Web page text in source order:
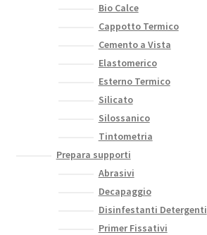
Bio Calce
Cappotto Termico
Cemento a Vista
Elastomerico
Esterno Termico
Silicato
Silossanico
Tintometria
Prepara supporti
Abrasivi
Decapaggio
Disinfestanti Detergenti
Primer Fissativi